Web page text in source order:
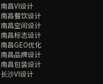
南昌VI设计
南昌餐饮设计
南昌空间设计
南昌标志设计
南昌GEO优化
南昌品牌设计
南昌包装设计
长沙VI设计